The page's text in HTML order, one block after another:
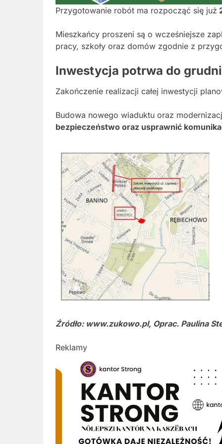
Przygotowanie robót ma rozpocząć się już
Mieszkańcy proszeni są o wcześniejsze
pracy, szkoły oraz domów zgodnie z
Inwestycja potrwa do
Zakończenie realizacji całej inwestycji
Budowa nowego wiaduktu oraz
bezpieczeństwo oraz usprawnić
Źródło: www.zukowo.pl, Oprac. Paulina
Reklamy